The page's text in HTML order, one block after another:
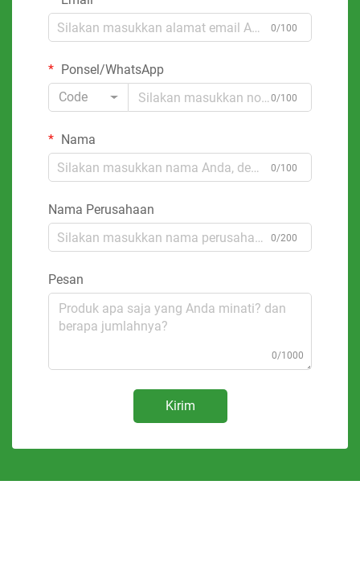
0/100
Ponsel/WhatsApp
Code
0/100
Nama
0/100
Nama Perusahaan
0/200
Pesan
0/1000
Kirim